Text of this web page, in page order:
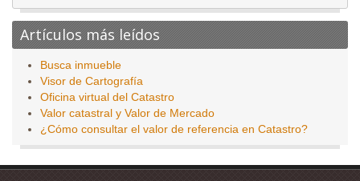
Artículos más leídos
Busca inmueble
Visor de Cartografía
Oficina virtual del Catastro
Valor catastral y Valor de Mercado
¿Cómo consultar el valor de referencia en Catastro?